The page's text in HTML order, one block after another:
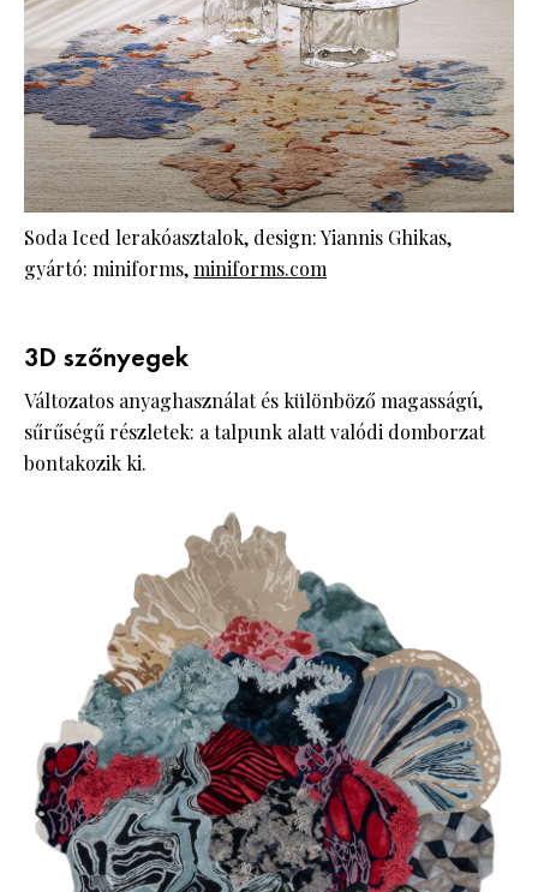
Soda Iced lerakóasztalok, design: Yiannis Ghikas,
gyártó: miniforms,miniforms.com
3D szőnyegek
Változatos anyaghasználat és különböző magasságú,
sűrűségű részletek: a talpunk alatt valódi domborzat
bontakozik ki.